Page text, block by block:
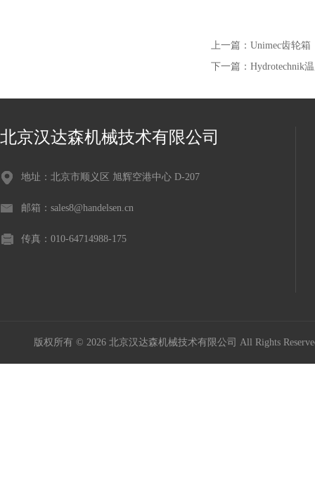
上一篇： Unimec齿轮箱
下一篇： Hydrotechnik
北京汉达森机械技术有限公司
地址：北京市顺义区 旭辉空港中心 D-207
邮箱：sales8@handelsen.cn
传真：010-64714988-175
版权所有 © 2026 北京汉达森机械技术有限公司 All Rights